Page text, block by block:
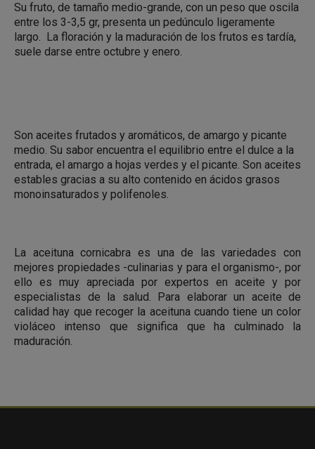
Su fruto, de tamaño medio-grande, con un peso que oscila
entre los 3-3,5 gr, presenta un pedúnculo ligeramente
largo.
La floración y la maduración de los frutos es tardía,
suele darse entre octubre y enero.
Son aceites frutados y aromáticos, de amargo y picante
medio. Su sabor encuentra el equilibrio entre el dulce a la
entrada, el amargo a hojas verdes y el picante. Son aceites
estables gracias a su alto contenido en ácidos grasos
monoinsaturados y polifenoles.
La aceituna cornicabra es una de las variedades con
mejores propiedades -culinarias y para el organismo-, por
ello es muy apreciada por expertos en aceite y por
especialistas de la salud. Para elaborar un aceite de
calidad hay que recoger la aceituna cuando tiene un color
violáceo intenso que significa que ha culminado la
maduración.